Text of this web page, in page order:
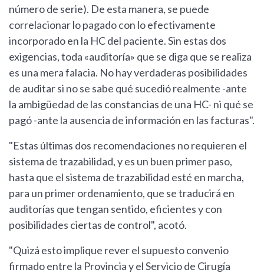
número de serie). De esta manera, se puede
correlacionar lo pagado con lo efectivamente
incorporado en la HC del paciente. Sin estas dos
exigencias, toda «auditoría» que se diga que se realiza
es una mera falacia. No hay verdaderas posibilidades
de auditar si no se sabe qué sucedió realmente -ante
la ambigüedad de las constancias de una HC- ni qué se
pagó -ante la ausencia de información en las facturas".
"Estas últimas dos recomendaciones no requieren el
sistema de trazabilidad, y es un buen primer paso,
hasta que el sistema de trazabilidad esté en marcha,
para un primer ordenamiento, que se traducirá en
auditorías que tengan sentido, eficientes y con
posibilidades ciertas de control", acotó.
"Quizá esto implique rever el supuesto convenio
firmado entre la Provincia y el Servicio de Cirugía